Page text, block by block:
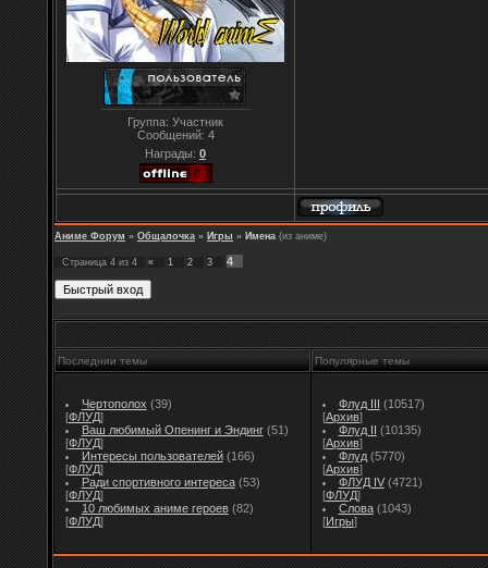
Группа: Участник
Сообщений: 4
Награды: 0
Аниме Форум » Общалочка » Игры » Имена (из аниме)
Страница 4 из 4 « 1 2 3 4
Последнии темы Популярные темы
Чертополох (39)
[ФЛУД]
Ваш любимый Опенинг и Эндинг (51)
[ФЛУД]
Интересы пользователей (166)
[ФЛУД]
Ради спортивного интереса (53)
[ФЛУД]
10 любимых аниме героев (82)
[ФЛУД]
Флуд III (10517)
[Архив]
Флуд II (10135)
[Архив]
Флуд (5770)
[Архив]
ФЛУД IV (4721)
[ФЛУД]
Слова (1043)
[Игры]